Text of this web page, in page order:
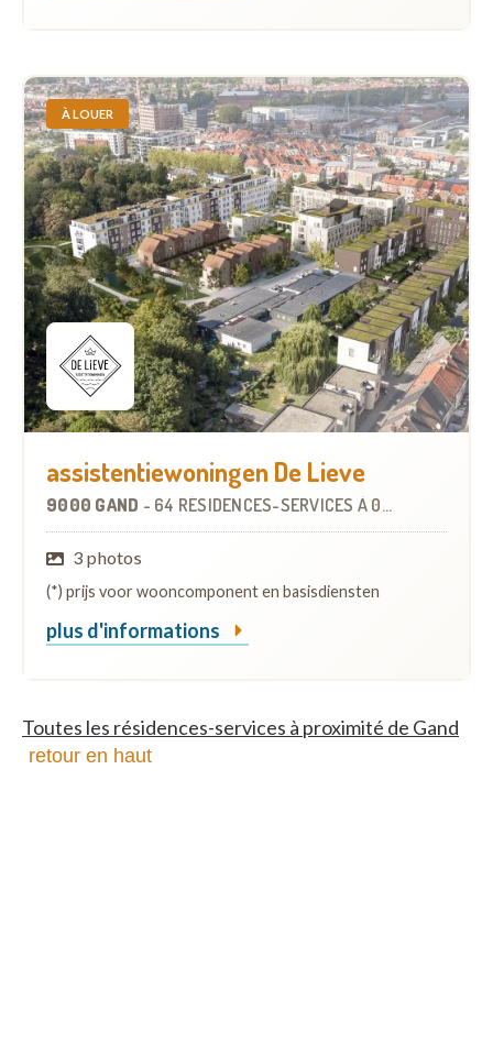
À LOUER
assistentiewoningen De Lieve
9000 GAND - 64 RÉSIDENCES-SERVICES À 0.5 KM
3 photos
(*) prijs voor wooncomponent en basisdiensten
plus d'informations
Toutes les résidences-services à proximité de Gand
retour en haut